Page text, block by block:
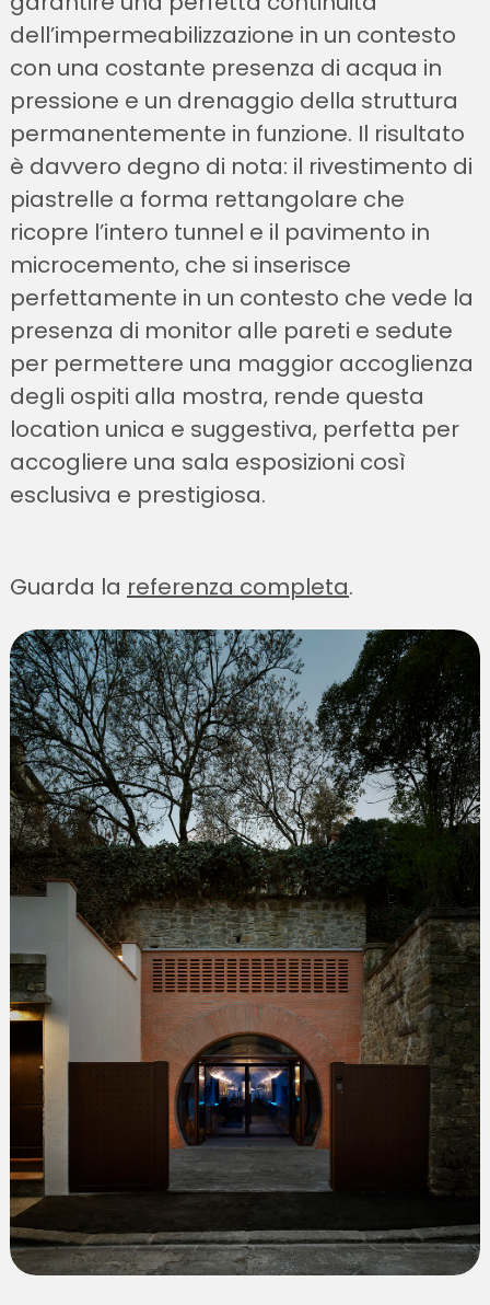
dell’impermeabilizzazione in un contesto
con una costante presenza di acqua in
pressione e un drenaggio della struttura
permanentemente in funzione. Il risultato
è davvero degno di nota: il rivestimento di
piastrelle a forma rettangolare che
ricopre l’intero tunnel e il pavimento in
microcemento, che si inserisce
perfettamente in un contesto che vede la
presenza di monitor alle pareti e sedute
per permettere una maggior accoglienza
degli ospiti alla mostra, rende questa
location unica e suggestiva, perfetta per
accogliere una sala esposizioni così
esclusiva e prestigiosa.
Guarda la referenza completa.